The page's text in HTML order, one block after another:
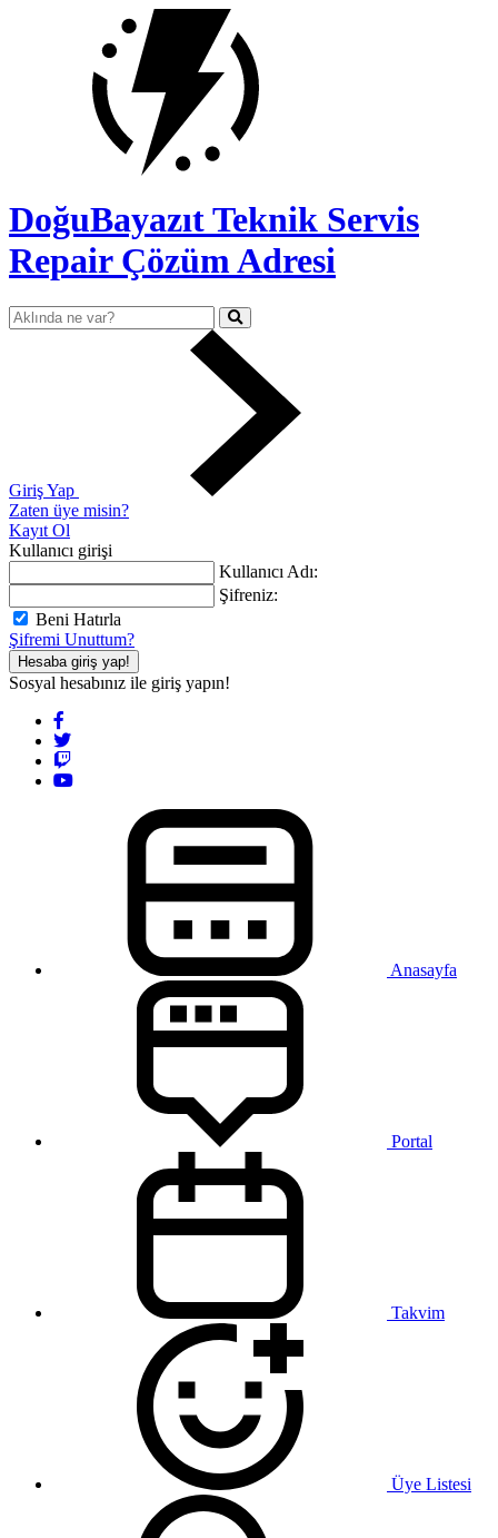
DoğuBayazıt Teknik Servis
Repair Çözüm Adresi
Giriş Yap
Zaten üye misin?
Kayıt Ol
Kullanıcı girişi
Kullanıcı Adı:
Şifreniz:
Beni Hatırla
Şifremi Unuttum?
Hesaba giriş yap!
Sosyal hesabınız ile giriş yapın!
Anasayfa
Portal
Takvim
Üye Listesi